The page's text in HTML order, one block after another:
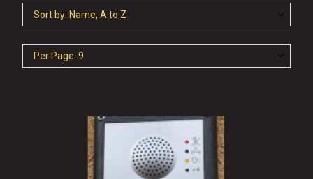
Sort by: Name, A to Z
Per Page: 9